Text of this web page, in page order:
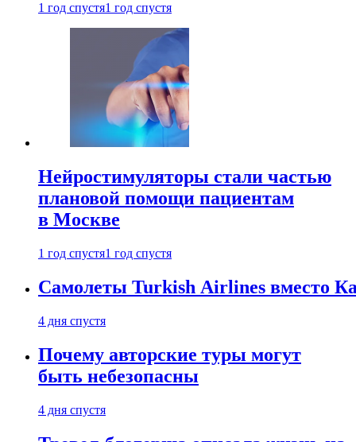
1 год спустя1 год спустя
Нейростимуляторы стали частью
плановой помощи пациентам
в Москве
1 год спустя1 год спустя
Самолеты Turkish Airlines вместо
4 дня спустя
Почему авторские туры могут
быть небезопасны
4 дня спустя